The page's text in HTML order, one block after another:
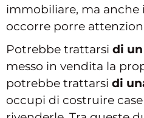
immobiliare, ma anche
occorre porre
Potrebbe trattarsi di
messo in vendita la
potrebbe trattarsi di
occupi di costruire